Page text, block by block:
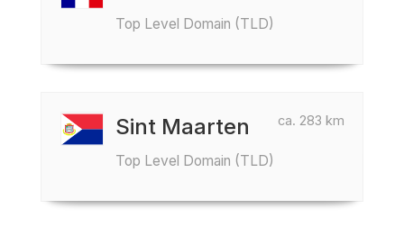
Top Level Domain (TLD)
ca. 283 km
Sint Maarten
Top Level Domain (TLD)